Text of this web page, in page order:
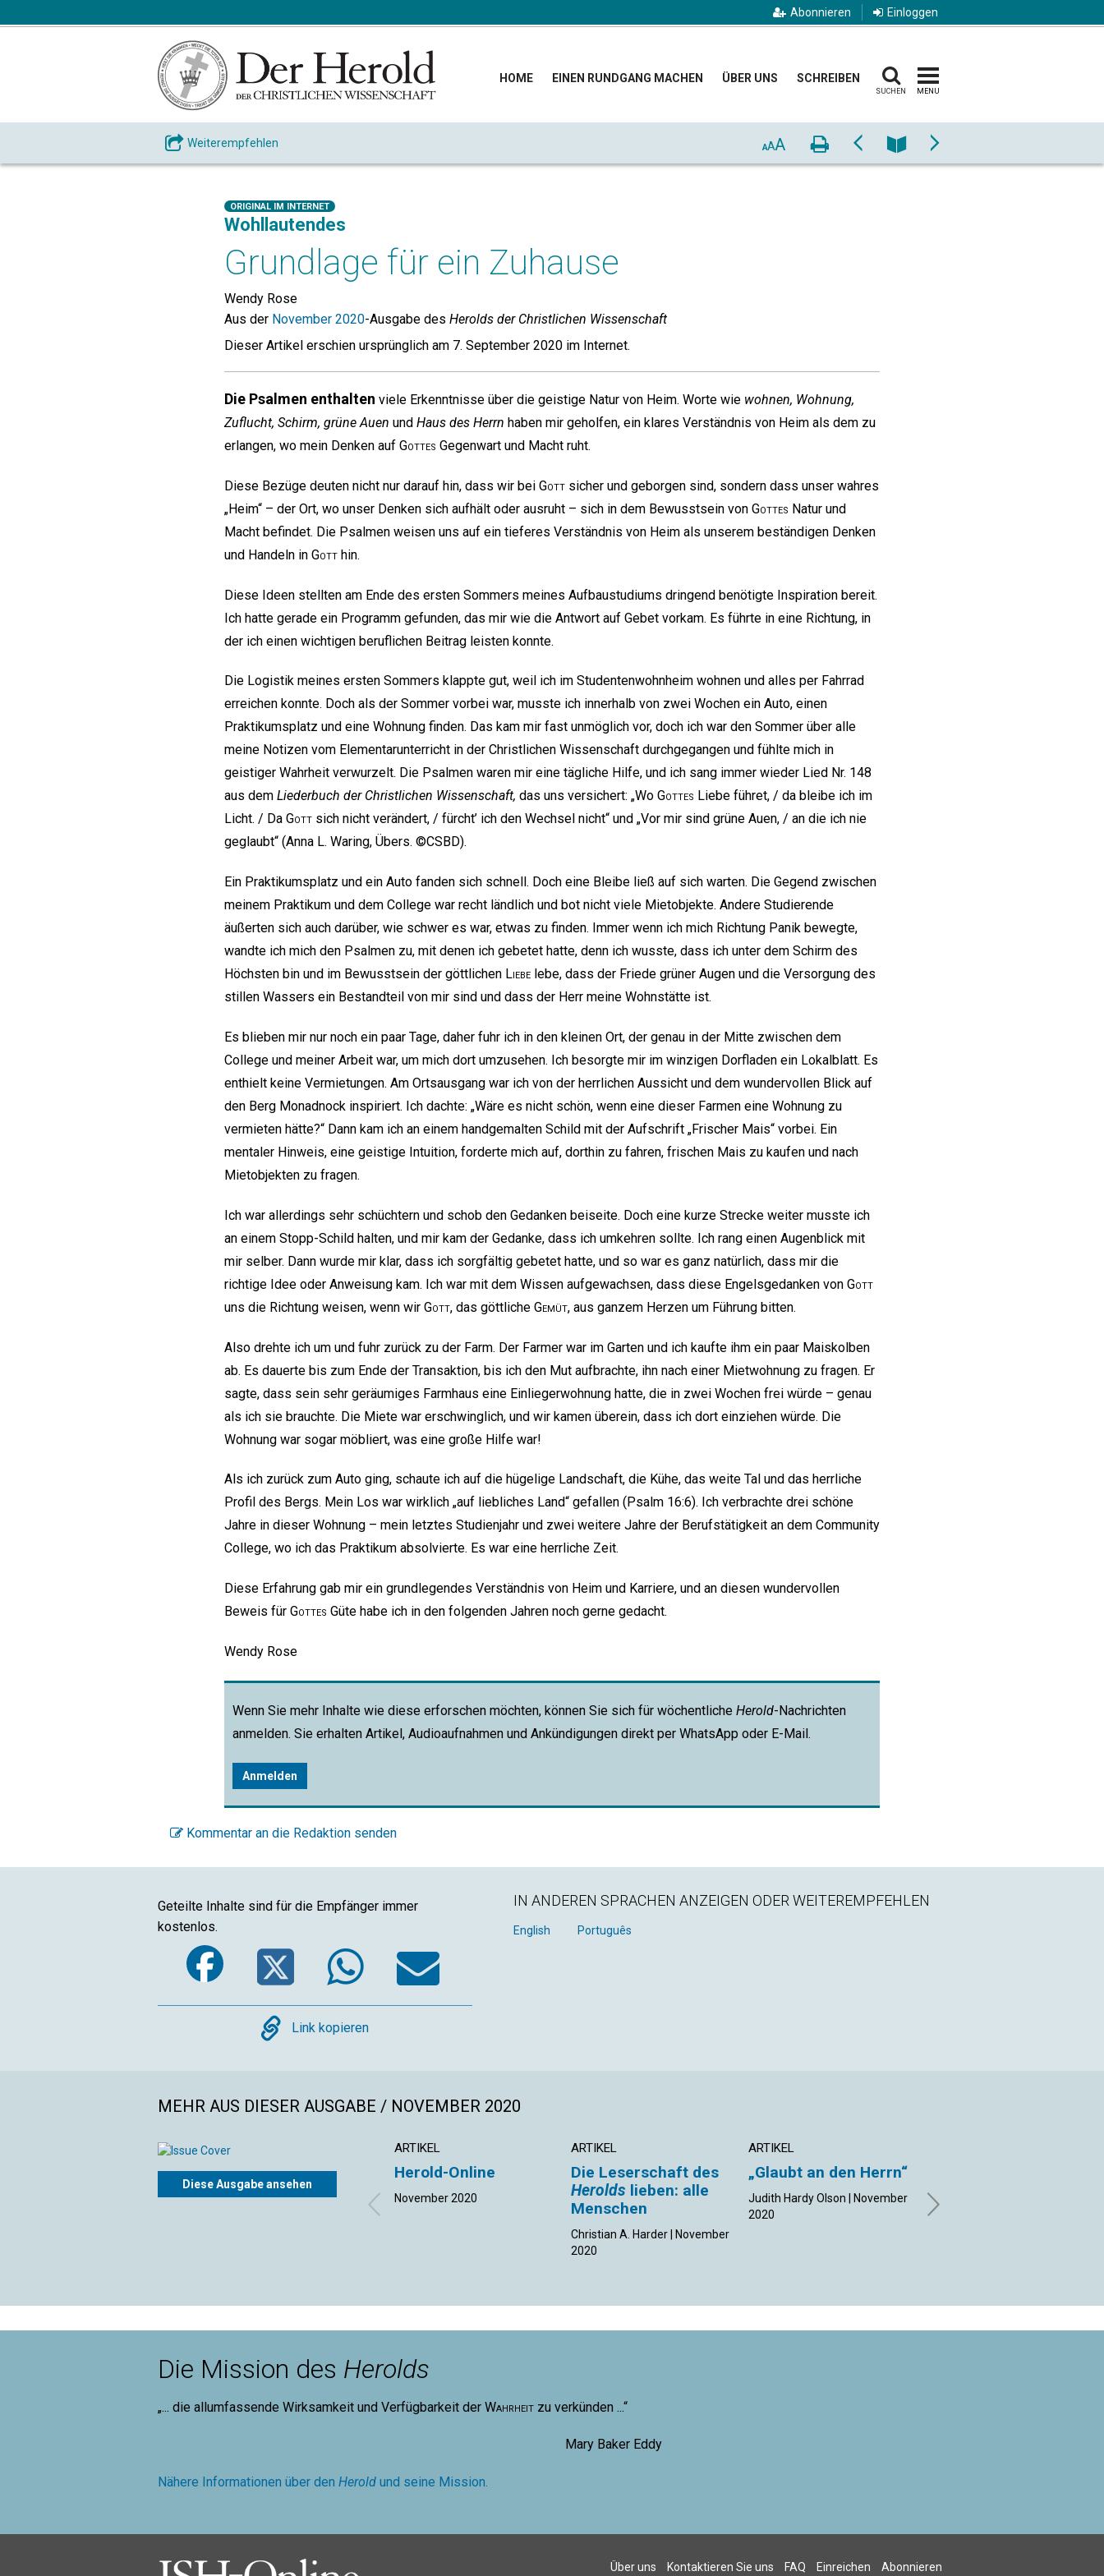
Abonnieren Einloggen
HOME EINEN RUNDGANG MACHEN ÜBER UNS SCHREIBEN
SUCHEN MENU
Weiterempfehlen AAA DruckenZurück NummerVor
ORIGINAL IM INTERNET
Wohllautendes
Grundlage für ein Zuhause
Wendy Rose
Aus der November 2020-Ausgabe des Herolds der Christlichen Wissenschaft
Dieser Artikel erschien ursprünglich am 7. September 2020 im Internet.
Die Psalmen enthalten viele Erkenntnisse über die geistige Natur von Heim. Worte wie wohnen, Wohnung,
Zuflucht, Schirm, grüne Auen und Haus des Herrn haben mir geholfen, ein klares Verständnis von Heim als dem zu
erlangen, wo mein Denken auf Gottes Gegenwart und Macht ruht.
Diese Bezüge deuten nicht nur darauf hin, dass wir bei Gott sicher und geborgen sind, sondern dass unser wahres
„Heim“ – der Ort, wo unser Denken sich aufhält oder ausruht – sich in dem Bewusstsein von Gottes Natur und
Macht befindet. Die Psalmen weisen uns auf ein tieferes Verständnis von Heim als unserem beständigen Denken
und Handeln in Gott hin.
Diese Ideen stellten am Ende des ersten Sommers meines Aufbaustudiums dringend benötigte Inspiration bereit.
Ich hatte gerade ein Programm gefunden, das mir wie die Antwort auf Gebet vorkam. Es führte in eine Richtung, in
der ich einen wichtigen beruflichen Beitrag leisten konnte.
Die Logistik meines ersten Sommers klappte gut, weil ich im Studentenwohnheim wohnen und alles per Fahrrad
erreichen konnte. Doch als der Sommer vorbei war, musste ich innerhalb von zwei Wochen ein Auto, einen
Praktikumsplatz und eine Wohnung finden. Das kam mir fast unmöglich vor, doch ich war den Sommer über alle
meine Notizen vom Elementarunterricht in der Christlichen Wissenschaft durchgegangen und fühlte mich in
geistiger Wahrheit verwurzelt. Die Psalmen waren mir eine tägliche Hilfe, und ich sang immer wieder Lied Nr. 148
aus dem Liederbuch der Christlichen Wissenschaft, das uns versichert: „Wo Gottes Liebe führet, / da bleibe ich im
Licht. / Da Gott sich nicht verändert, / fürcht’ ich den Wechsel nicht“ und „Vor mir sind grüne Auen, / an die ich nie
geglaubt“ (Anna L. Waring, Übers. ©CSBD).
Ein Praktikumsplatz und ein Auto fanden sich schnell. Doch eine Bleibe ließ auf sich warten. Die Gegend zwischen
meinem Praktikum und dem College war recht ländlich und bot nicht viele Mietobjekte. Andere Studierende
äußerten sich auch darüber, wie schwer es war, etwas zu finden. Immer wenn ich mich Richtung Panik bewegte,
wandte ich mich den Psalmen zu, mit denen ich gebetet hatte, denn ich wusste, dass ich unter dem Schirm des
Höchsten bin und im Bewusstsein der göttlichen Liebe lebe, dass der Friede grüner Augen und die Versorgung des
stillen Wassers ein Bestandteil von mir sind und dass der Herr meine Wohnstätte ist.
Es blieben mir nur noch ein paar Tage, daher fuhr ich in den kleinen Ort, der genau in der Mitte zwischen dem
College und meiner Arbeit war, um mich dort umzusehen. Ich besorgte mir im winzigen Dorfladen ein Lokalblatt. Es
enthielt keine Vermietungen. Am Ortsausgang war ich von der herrlichen Aussicht und dem wundervollen Blick auf
den Berg Monadnock inspiriert. Ich dachte: „Wäre es nicht schön, wenn eine dieser Farmen eine Wohnung zu
vermieten hätte?“ Dann kam ich an einem handgemalten Schild mit der Aufschrift „Frischer Mais“ vorbei. Ein
mentaler Hinweis, eine geistige Intuition, forderte mich auf, dorthin zu fahren, frischen Mais zu kaufen und nach
Mietobjekten zu fragen.
Ich war allerdings sehr schüchtern und schob den Gedanken beiseite. Doch eine kurze Strecke weiter musste ich
an einem Stopp-Schild halten, und mir kam der Gedanke, dass ich umkehren sollte. Ich rang einen Augenblick mit
mir selber. Dann wurde mir klar, dass ich sorgfältig gebetet hatte, und so war es ganz natürlich, dass mir die
richtige Idee oder Anweisung kam. Ich war mit dem Wissen aufgewachsen, dass diese Engelsgedanken von Gott
uns die Richtung weisen, wenn wir Gott, das göttliche Gemüt, aus ganzem Herzen um Führung bitten.
Also drehte ich um und fuhr zurück zu der Farm. Der Farmer war im Garten und ich kaufte ihm ein paar Maiskolben
ab. Es dauerte bis zum Ende der Transaktion, bis ich den Mut aufbrachte, ihn nach einer Mietwohnung zu fragen. Er
sagte, dass sein sehr geräumiges Farmhaus eine Einliegerwohnung hatte, die in zwei Wochen frei würde – genau
als ich sie brauchte. Die Miete war erschwinglich, und wir kamen überein, dass ich dort einziehen würde. Die
Wohnung war sogar möbliert, was eine große Hilfe war!
Als ich zurück zum Auto ging, schaute ich auf die hügelige Landschaft, die Kühe, das weite Tal und das herrliche
Profil des Bergs. Mein Los war wirklich „auf liebliches Land“ gefallen (Psalm 16:6). Ich verbrachte drei schöne
Jahre in dieser Wohnung – mein letztes Studienjahr und zwei weitere Jahre der Berufstätigkeit an dem Community
College, wo ich das Praktikum absolvierte. Es war eine herrliche Zeit.
Diese Erfahrung gab mir ein grundlegendes Verständnis von Heim und Karriere, und an diesen wundervollen
Beweis für Gottes Güte habe ich in den folgenden Jahren noch gerne gedacht.
Wendy Rose
Wenn Sie mehr Inhalte wie diese erforschen möchten, können Sie sich für wöchentliche Herold-Nachrichten
anmelden. Sie erhalten Artikel, Audioaufnahmen und Ankündigungen direkt per WhatsApp oder E-Mail.
Anmelden
Kommentar an die Redaktion senden
Geteilte Inhalte sind für die Empfänger immer
kostenlos.
FacebookTwitterWhatsApp
Email
Copy
Link kopieren
IN ANDEREN SPRACHEN ANZEIGEN ODER WEITEREMPFEHLEN
English Português
MEHR AUS DIESER AUSGABE / NOVEMBER 2020
Diese Ausgabe ansehen
ARTIKEL
Herold-Online
November 2020
ARTIKEL
Die Leserschaft des
Herolds lieben: alle
Menschen
Christian A. Harder | November
2020
ARTIKEL
„Glaubt an den Herrn“
Judith Hardy Olson | November
2020
Zuhause?
Annette Kreutziger-Herr |
Die Mission des Herolds
„... die allumfassende Wirksamkeit und Verfügbarkeit der Wahrheit zu verkünden ...“
Mary Baker Eddy
Nähere Informationen über den Herold und seine Mission.
Über uns Kontaktieren Sie uns FAQ Einreichen Abonnieren